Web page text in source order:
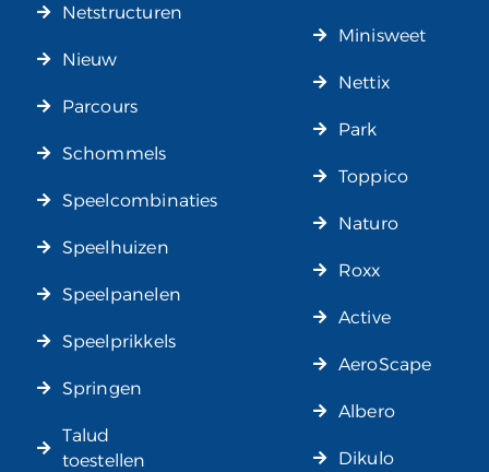
Netstructuren
Nieuw
Parcours
Schommels
Speelcombinaties
Speelhuizen
Speelpanelen
Speelprikkels
Springen
Talud
toestellen
Minisweet
Nettix
Park
Toppico
Naturo
Roxx
Active
AeroScape
Albero
Dikulo